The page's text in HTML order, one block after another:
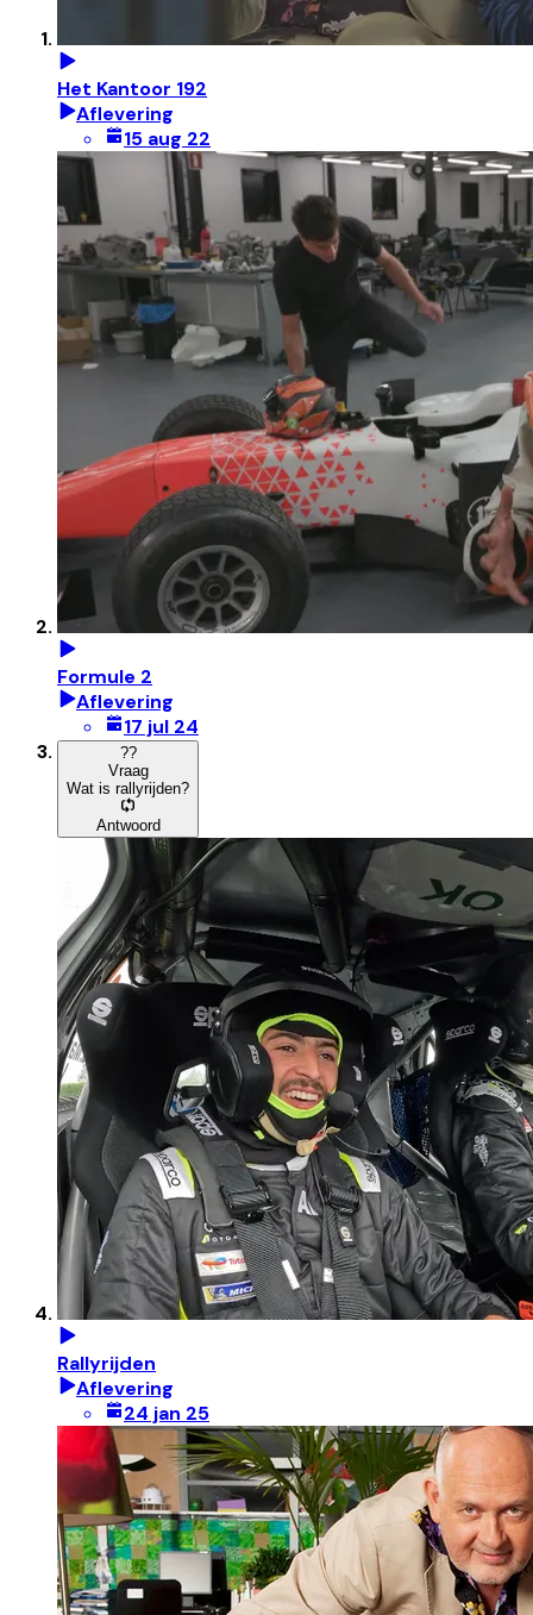
Het Kantoor 192
Aflevering
15 aug 22
Formule 2
Aflevering
17 jul 24
??
Vraag
Wat is rallyrijden?
Antwoord
Rallyrijden
Aflevering
24 jan 25